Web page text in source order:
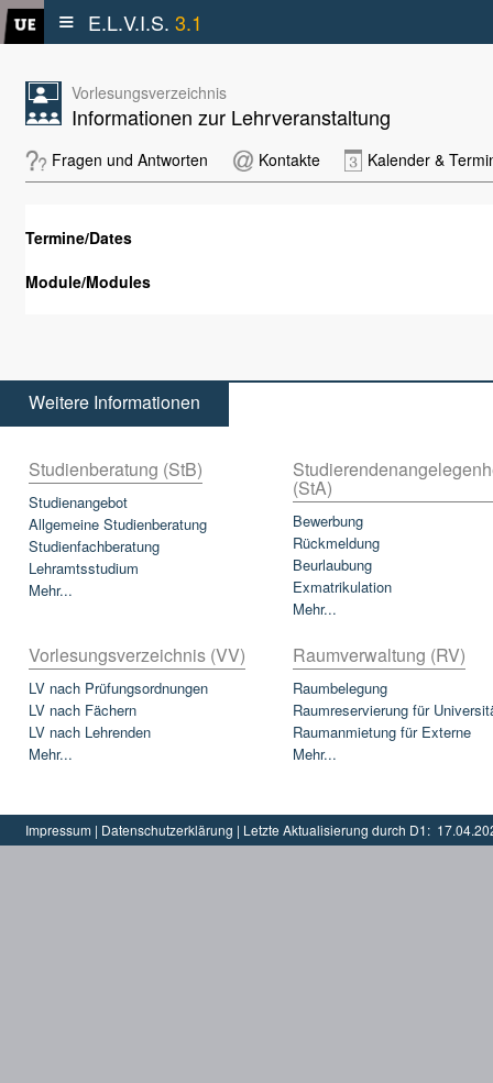
≡ E.L.V.I.S. 3.1
Vorlesungsverzeichnis
Informationen zur Lehrveranstaltung
Fragen und Antworten Kontakte Kalender &
Termine/Dates
Module/Modules
Weitere Informationen
Studienberatung (StB)
Studienangebot
Allgemeine Studienberatung
Studienfachberatung
Lehramtsstudium
Mehr...
(StA)
Bewerbung
Rückmeldung
Beurlaubung
Exmatrikulation
Mehr...
Vorlesungsverzeichnis (VV)
LV nach Prüfungsordnungen
LV nach Fächern
LV nach Lehrenden
Mehr...
Raumverwaltung (RV)
Raumbelegung
Raumreservierung für
Raumanmietung für Externe
Mehr...
Impressum | Datenschutzerklärung | Letzte Aktualisierung durch D1: